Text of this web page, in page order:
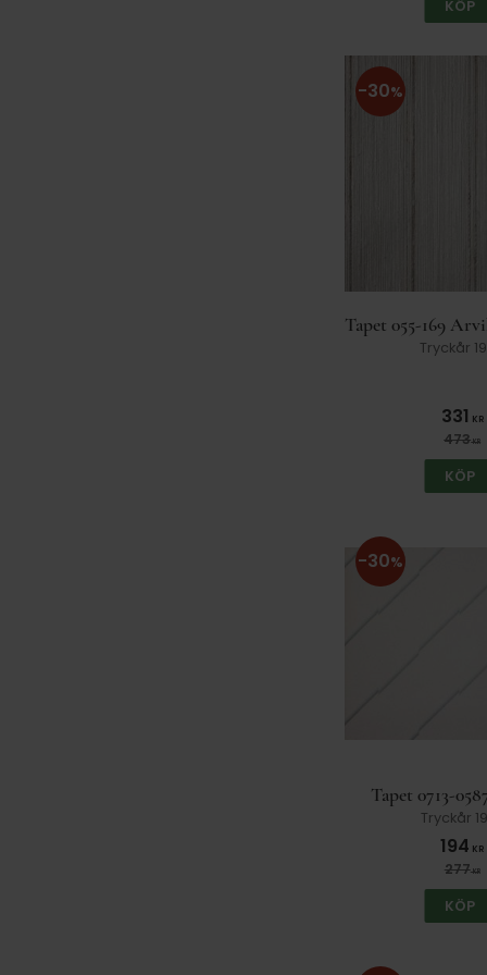
KÖP
Tapet 055-169
Tryckår
331 KR
473KR
30%
KÖP
Tapet 0713-
Tryckår
194 KR
277KR
30%
KÖP